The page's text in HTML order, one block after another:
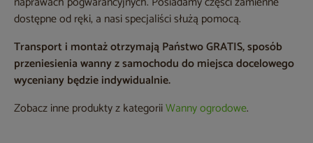
dostępne od ręki, a nasi specjaliści służą pomocą.
Transport i montaż otrzymają Państwo GRATIS, sposób
przeniesienia wanny z samochodu do miejsca docelowego
wyceniany będzie indywidualnie.
Zobacz inne produkty z kategoriiWanny ogrodowe.